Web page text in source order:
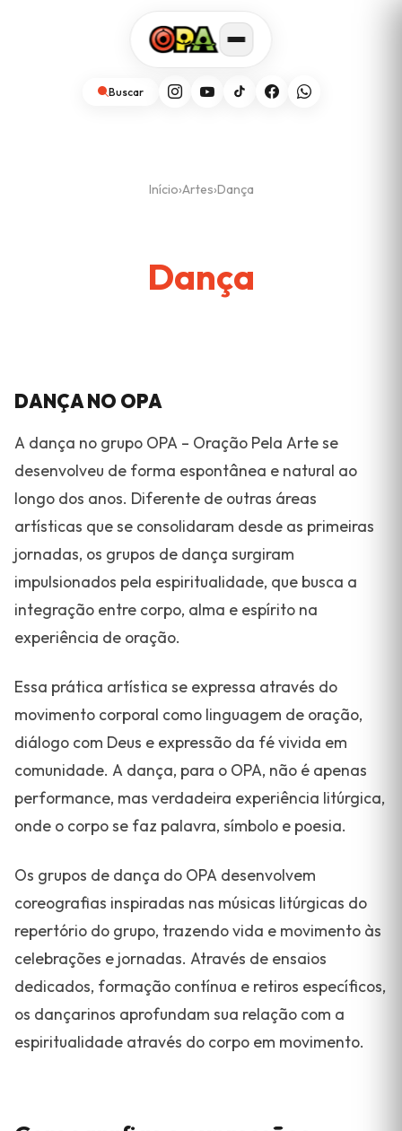
Buscar
Início›Artes›Dança
Dança
DANÇA NO OPA
A dança no grupo OPA – Oração Pela Arte se
desenvolveu de forma espontânea e natural ao
longo dos anos. Diferente de outras áreas
artísticas que se consolidaram desde as primeiras
jornadas, os grupos de dança surgiram
impulsionados pela espiritualidade, que busca a
integração entre corpo, alma e espírito na
experiência de oração.
Essa prática artística se expressa através do
movimento corporal como linguagem de oração,
diálogo com Deus e expressão da fé vivida em
comunidade. A dança, para o OPA, não é apenas
performance, mas verdadeira experiência litúrgica,
onde o corpo se faz palavra, símbolo e poesia.
Os grupos de dança do OPA desenvolvem
coreografias inspiradas nas músicas litúrgicas do
repertório do grupo, trazendo vida e movimento às
celebrações e jornadas. Através de ensaios
dedicados, formação contínua e retiros específicos,
os dançarinos aprofundam sua relação com a
espiritualidade através do corpo em movimento.